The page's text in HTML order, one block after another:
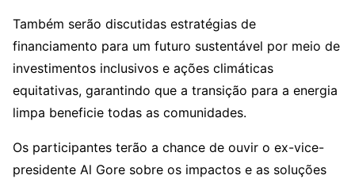
Também serão discutidas estratégias de
financiamento para um futuro sustentável por meio de
investimentos inclusivos e ações climáticas
equitativas, garantindo que a transição para a energia
limpa beneficie todas as comunidades.
Os participantes terão a chance de ouvir o ex-vice-
presidente Al Gore sobre os impactos e as soluções